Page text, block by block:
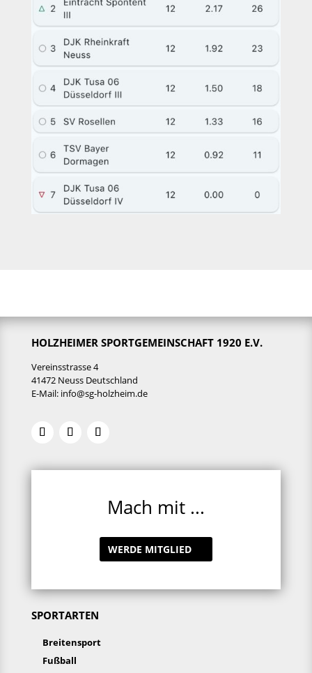
HOLZHEIMER SPORTGEMEINSCHAFT 1920 E.V.
Vereinsstrasse 4
41472 Neuss Deutschland
E-Mail: info@sg-holzheim.de
Mach mit ...
WERDE MITGLIED
SPORTARTEN
Breitensport
Fußball